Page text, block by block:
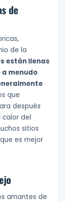
de
de la
están llenas
menudo
que
después
calor del
sitios
es mejor
amantes de